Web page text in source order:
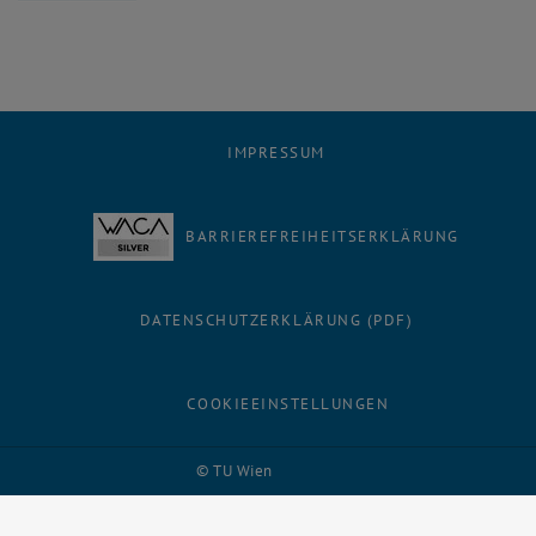
© TU Wien
IMPRESSUM
BARRIEREFREIHEITSERKLÄRUNG
DATENSCHUTZERKLÄRUNG (PDF)
COOKIEEINSTELLUNGEN